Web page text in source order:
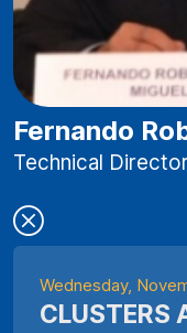
Fernando
Technical
Wednesday,
CLUSTERS